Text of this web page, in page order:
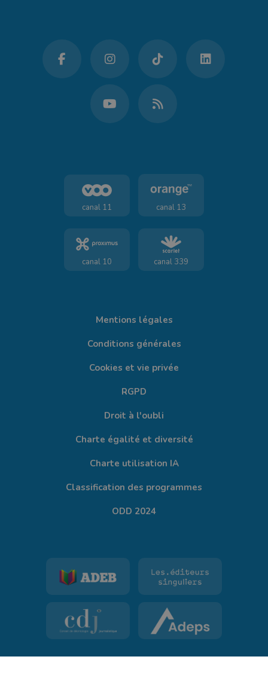
canal 11 canal 13
canal 10 canal 339
Mentions légales
Conditions générales
Cookies et vie privée
RGPD
Droit à l'oubli
Charte égalité et diversité
Charte utilisation IA
Classification des programmes
ODD 2024